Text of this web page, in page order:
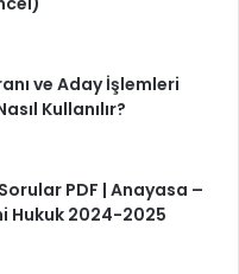
ve Aday İşlemleri
Kullanılır?
Sorular PDF | Anayasa –
Hukuk 2024-2025